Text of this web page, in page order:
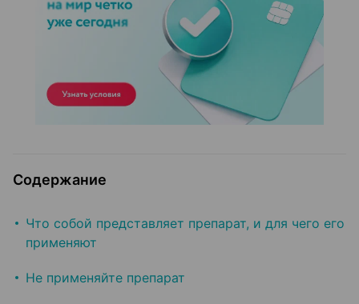
Содержание
Что собой представляет препарат, и для чего его
применяют
Не применяйте препарат